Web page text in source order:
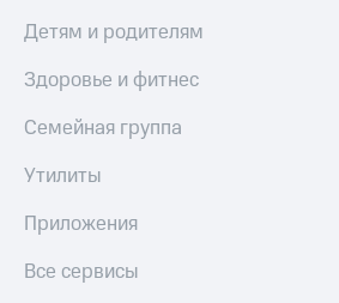
Детям и родителям
Здоровье и фитнес
Семейная группа
Утилиты
Приложения
Все сервисы